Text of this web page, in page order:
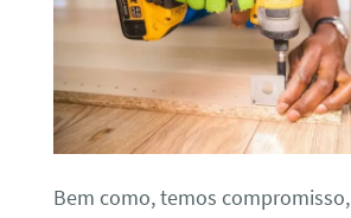
Bem como, temos compromisso,